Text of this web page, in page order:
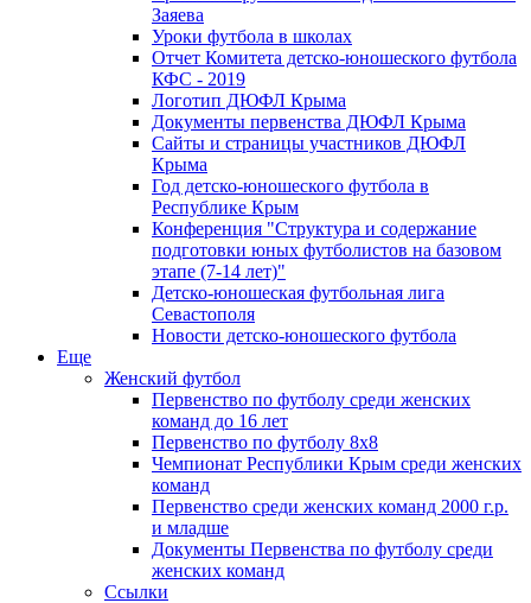
Заяева
Уроки футбола в школах
Отчет Комитета детско-юношеского футбола
КФС - 2019
Логотип ДЮФЛ Крыма
Документы первенства ДЮФЛ Крыма
Сайты и страницы участников ДЮФЛ
Крыма
Год детско-юношеского футбола в
Республике Крым
Конференция "Структура и содержание
подготовки юных футболистов на базовом
этапе (7-14 лет)"
Детско-юношеская футбольная лига
Севастополя
Новости детско-юношеского футбола
Еще
Женский футбол
Первенство по футболу среди женских
команд до 16 лет
Первенство по футболу 8х8
Чемпионат Республики Крым среди женских
команд
Первенство среди женских команд 2000 г.р.
и младше
Документы Первенства по футболу среди
женских команд
Ссылки